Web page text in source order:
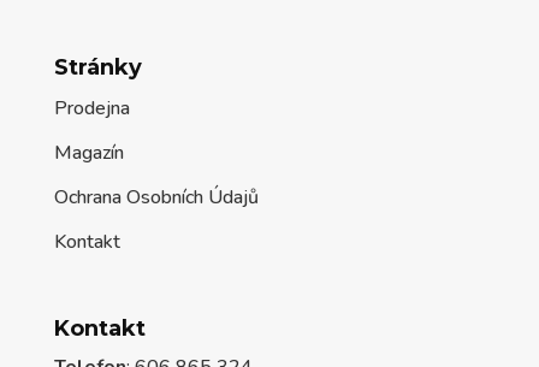
Stránky
Prodejna
Magazín
Ochrana Osobních Údajů
Kontakt
Kontakt